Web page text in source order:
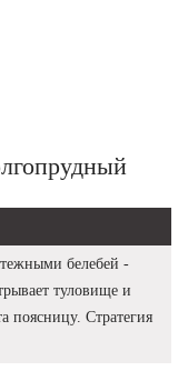
белебей -
туловище и
поясницу. Стратегия